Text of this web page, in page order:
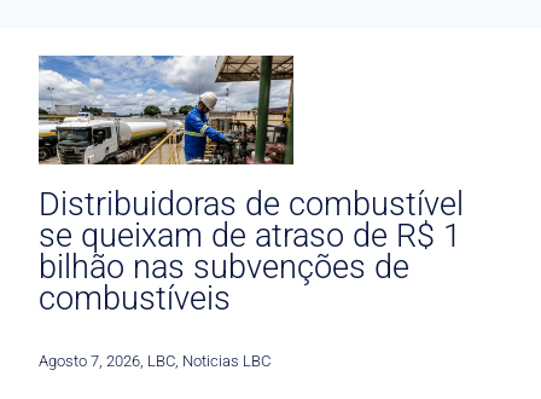
Distribuidoras de combustível
se queixam de atraso de R$ 1
bilhão nas subvenções de
combustíveis
Agosto 7, 2026 LBC Noticias LBC